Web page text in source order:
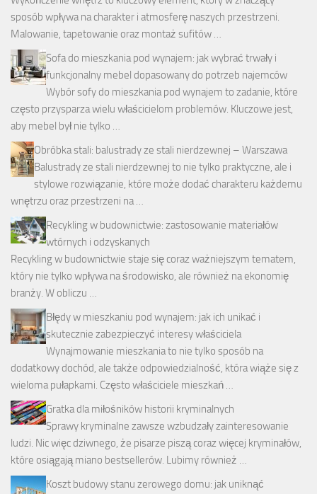
sposób wpływa na charakter i atmosferę naszych przestrzeni.
Malowanie, tapetowanie oraz montaż sufitów …
Sofa do mieszkania pod wynajem: jak wybrać trwały i
funkcjonalny mebel dopasowany do potrzeb najemców
Wybór sofy do mieszkania pod wynajem to zadanie, które
często przysparza wielu właścicielom problemów. Kluczowe jest,
aby mebel był nie tylko …
Obróbka stali: balustrady ze stali nierdzewnej – Warszawa
Balustrady ze stali nierdzewnej to nie tylko praktyczne, ale i
stylowe rozwiązanie, które może dodać charakteru każdemu
wnętrzu oraz przestrzeni na …
Recykling w budownictwie: zastosowanie materiałów
wtórnych i odzyskanych
Recykling w budownictwie staje się coraz ważniejszym tematem,
który nie tylko wpływa na środowisko, ale również na ekonomię
branży. W obliczu …
Błędy w mieszkaniu pod wynajem: jak ich unikać i
skutecznie zabezpieczyć interesy właściciela
Wynajmowanie mieszkania to nie tylko sposób na
dodatkowy dochód, ale także odpowiedzialność, która wiąże się z
wieloma pułapkami. Często właściciele mieszkań …
Gratka dla miłośników historii kryminalnych
Sprawy kryminalne zawsze wzbudzały zainteresowanie
ludzi. Nic więc dziwnego, że pisarze piszą coraz więcej kryminałów,
które osiągają miano bestsellerów. Lubimy również …
Koszt budowy stanu zerowego domu: jak uniknąć